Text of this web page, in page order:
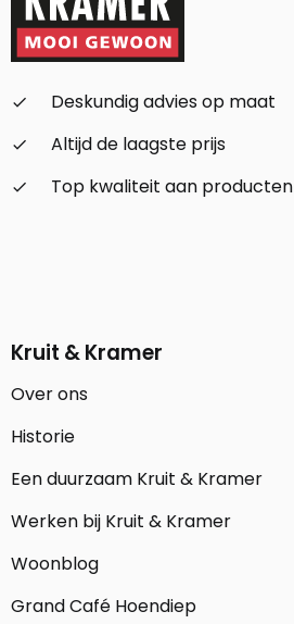
check_small
Deskundig advies op maat
check_small
Altijd de laagste prijs
check_small
Top kwaliteit aan producten
Kruit & Kramer
Over ons
Historie
Een duurzaam Kruit & Kramer
Werken bij Kruit & Kramer
Woonblog
Grand Café Hoendiep